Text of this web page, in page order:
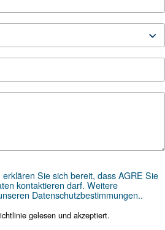
Effizienz und Langlebigkeit
investieren sollten.
das richtige